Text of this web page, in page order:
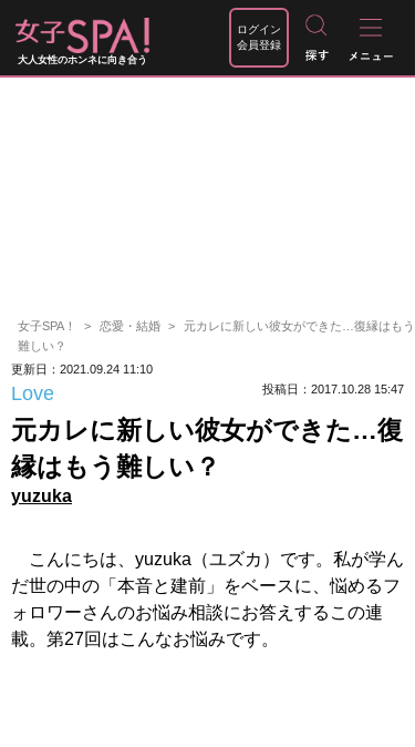
大人女性のホンネに向き合う
ログイン
会員登録
女子SPA！ 恋愛・結婚
元カレに新しい彼女ができた…復縁はもう
難しい？
更新日：2021.09.24 11:10
Love 投稿日：2017.10.28 15:47
元カレに新しい彼女ができた…復
縁はもう難しい？
yuzuka
こんにちは、yuzuka（ユズカ）です。私が学ん
だ世の中の「本音と建前」をベースに、悩めるフ
ォロワーさんのお悩み相談にお答えするこの連
載。第27回はこんなお悩みです。